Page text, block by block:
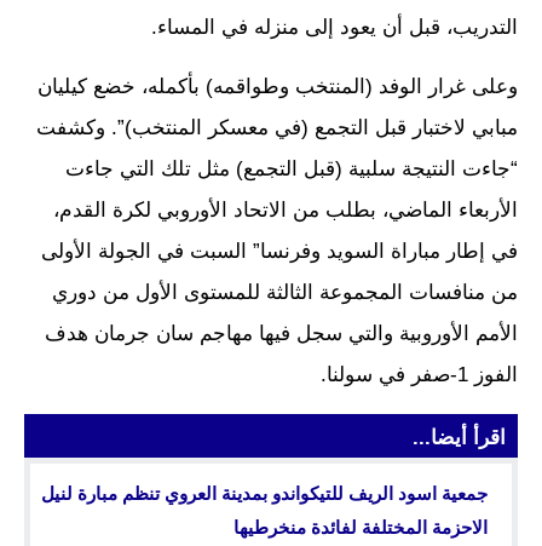
التدريب، قبل أن يعود إلى منزله في المساء.
وعلى غرار الوفد (المنتخب وطواقمه) بأكمله، خضع كيليان
مبابي لاختبار قبل التجمع (في معسكر المنتخب)”. وكشفت
“جاءت النتيجة سلبية (قبل التجمع) مثل تلك التي جاءت
الأربعاء الماضي، بطلب من الاتحاد الأوروبي لكرة القدم،
في إطار مباراة السويد وفرنسا” السبت في الجولة الأولى
من منافسات المجموعة الثالثة للمستوى الأول من دوري
الأمم الأوروبية والتي سجل فيها مهاجم سان جرمان هدف
الفوز 1-صفر في سولنا.
اقرأ أيضا...
جمعية اسود الريف للتيكواندو بمدينة العروي تنظم مبارة لنيل
الاحزمة المختلفة لفائدة منخرطيها